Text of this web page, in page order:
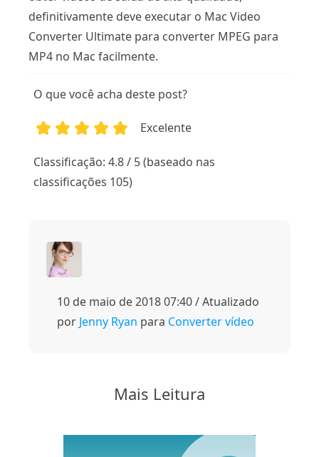
definitivamente deve executar o Mac Video
Converter Ultimate para converter MPEG para
MP4 no Mac facilmente.
O que você acha deste post?
Excelente
Classificação: 4.8 / 5 (baseado nas
classificações 105)
10 de maio de 2018 07:40 / Atualizado
por Jenny Ryan para Converter vídeo
Mais Leitura